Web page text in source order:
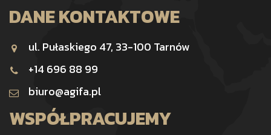
DANE KONTAKTOWE
ul. Pułaskiego 47, 33-100 Tarnów
+14 696 88 99
biuro@agifa.pl
WSPÓŁPRACUJEMY